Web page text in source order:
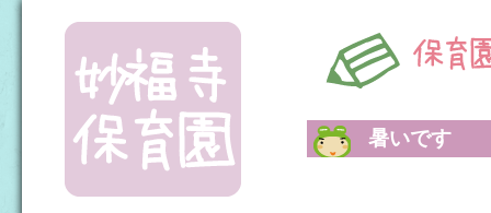
暑いです